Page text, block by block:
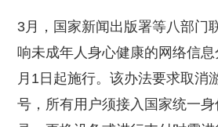
3月，国家新闻出版署等八部门
响未成年人身心健康的网络信
月1日起施行。该办法要求取消
号，所有用户须接入国家统一